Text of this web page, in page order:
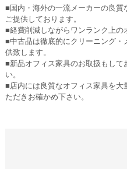
■国内・海外の一流メーカーの良
ご提供しております。
■経費削減しながらワンランク上の
■中古品は徹底的にクリーニング
供致します。
■新品オフィス家具のお取扱もして
い。
■店内には良質なオフィス家具を
ただきお確かめ下さい。